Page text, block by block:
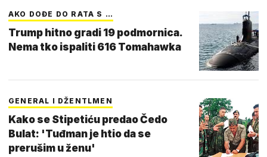
AKO DOĐE DO RATA S …
Trump hitno gradi 19 podmornica.
Nema tko ispaliti 616 Tomahawka
GENERAL I DŽENTLMEN
Kako se Stipetiću predao Čedo
Bulat: 'Tuđman je htio da se
prerušim u ženu'